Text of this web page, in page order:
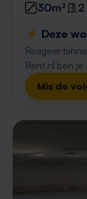
30m²
2
⚡️ Deze
Reageer
Rent.nl ben je
Mis de